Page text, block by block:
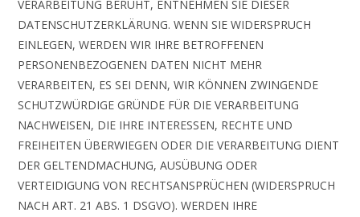
VERARBEITUNG BERUHT, ENTNEHMEN SIE DIESER
DATENSCHUTZERKLÄRUNG. WENN SIE WIDERSPRUCH
EINLEGEN, WERDEN WIR IHRE BETROFFENEN
PERSONENBEZOGENEN DATEN NICHT MEHR
VERARBEITEN, ES SEI DENN, WIR KÖNNEN ZWINGENDE
SCHUTZWÜRDIGE GRÜNDE FÜR DIE VERARBEITUNG
NACHWEISEN, DIE IHRE INTERESSEN, RECHTE UND
FREIHEITEN ÜBERWIEGEN ODER DIE VERARBEITUNG DIENT
DER GELTENDMACHUNG, AUSÜBUNG ODER
VERTEIDIGUNG VON RECHTSANSPRÜCHEN (WIDERSPRUCH
NACH ART. 21 ABS. 1 DSGVO). WERDEN IHRE